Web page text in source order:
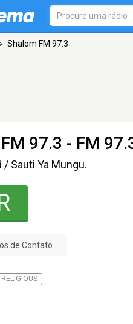
Shalom FM 97.3
97.3 - FM
/ Sauti Ya Mungu.
de Contato
RELIGIOUS